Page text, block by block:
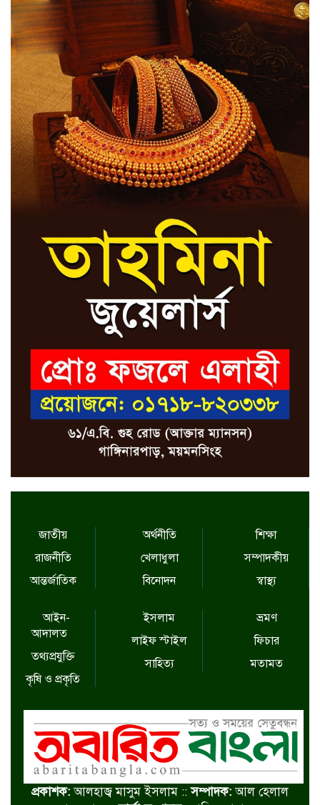
জাতীয়
রাজনীতি
আন্তর্জাতিক
অর্থনীতি
খেলাধুলা
বিনোদন
শিক্ষা
সম্পাদকীয়
স্বাস্থ্য
আইন-
আদালত
তথ্যপ্রযুক্তি
কৃষি ও প্রকৃতি
ইসলাম
লাইফ স্টাইল
সাহিত্য
ভ্রমণ
ফিচার
মতামত
প্রকাশক:আলহাজ্ব মাসুম ইসলাম ::সম্পাদক:আল হেলাল